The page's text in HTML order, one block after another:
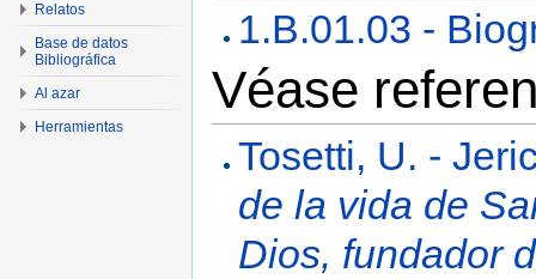
1.B.01.03 -
Véase
Tosetti, U. -
de la vida de
Dios, fundador
Relatos
Base de datos
Bibliográfica
Al azar
Herramientas